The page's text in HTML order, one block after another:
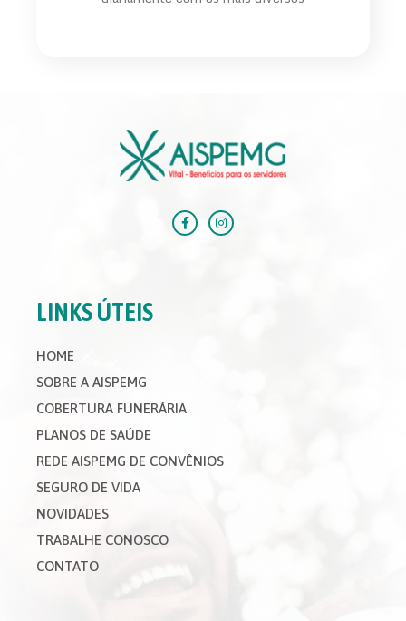
LINKS ÚTEIS
HOME
SOBRE A AISPEMG
COBERTURA FUNERÁRIA
PLANOS DE SAÚDE
REDE AISPEMG DE CONVÊNIOS
SEGURO DE VIDA
NOVIDADES
TRABALHE CONOSCO
CONTATO